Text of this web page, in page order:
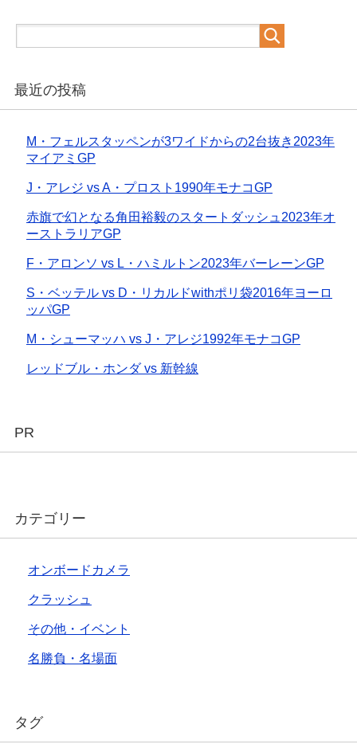
最近の投稿
M・フェルスタッペンが3ワイドからの2台抜き2023年
マイアミGP
J・アレジ vs A・プロスト1990年モナコGP
赤旗で幻となる角田裕毅のスタートダッシュ2023年オ
ーストラリアGP
F・アロンソ vs L・ハミルトン2023年バーレーンGP
S・ベッテル vs D・リカルドwithポリ袋2016年ヨーロ
ッパGP
M・シューマッハ vs J・アレジ1992年モナコGP
レッドブル・ホンダ vs 新幹線
PR
カテゴリー
オンボードカメラ
クラッシュ
その他・イベント
名勝負・名場面
タグ